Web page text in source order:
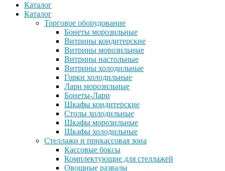
Каталог
Каталог
Торговое оборудование
Бонеты морозильные
Витрины кондитерские
Витрины морозильные
Витрины настольные
Витрины холодильные
Горки холодильные
Лари морозильные
Бонеты-Лари
Шкафы кондитерские
Столы холодильные
Шкафы морозильные
Шкафы холодильные
Стеллажи и прикассовая зона
Кассовые боксы
Комплектующие для стеллажей
Овощные развалы